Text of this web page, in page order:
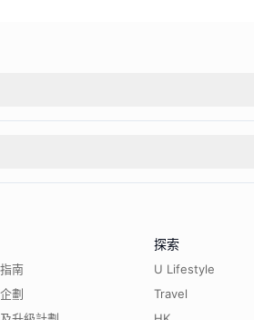
南
劃
探索
U Lifestyle
Travel